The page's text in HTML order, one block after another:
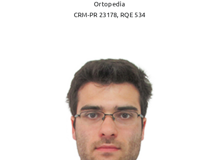
Ortopedia
CRM-PR 23178, RQE 534